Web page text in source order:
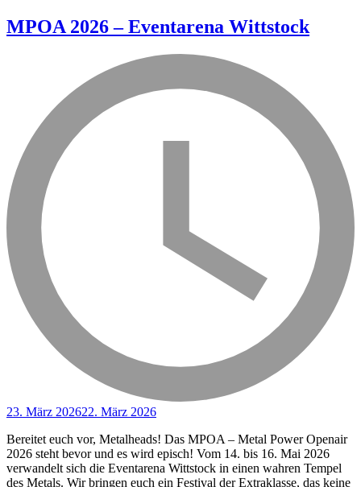
MPOA 2026 – Eventarena Wittstock
23. März 202622. März 2026
Bereitet euch vor, Metalheads! Das MPOA – Metal Power Openair
2026 steht bevor und es wird episch! Vom 14. bis 16. Mai 2026
verwandelt sich die Eventarena Wittstock in einen wahren Tempel
des Metals. Wir bringen euch ein Festival der Extraklasse, das keine